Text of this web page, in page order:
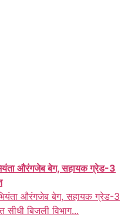
औरंगजेब बेग, सहायक ग्रेड-3
औरंगजेब बेग, सहायक ग्रेड-3
सीधी बिजली विभाग...